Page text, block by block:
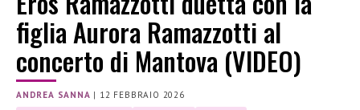
figlia Aurora Ramazzotti al
concerto di Mantova (VIDEO)
ANDREA SANNA | 12 FEBBRAIO 2026